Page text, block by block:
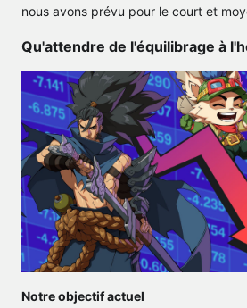
nous avons prévu pour le court et
Qu'attendre de l'équilibrage à
Notre objectif actuel